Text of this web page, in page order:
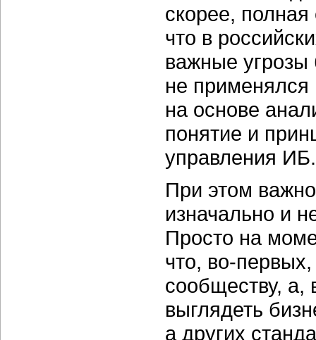
скорее,
что в
важные угрозы
не
на основе
понятие и
управления ИБ.
При этом
изначально и
Просто на
что, во-первых,
сообществу, а,
выглядеть
а других